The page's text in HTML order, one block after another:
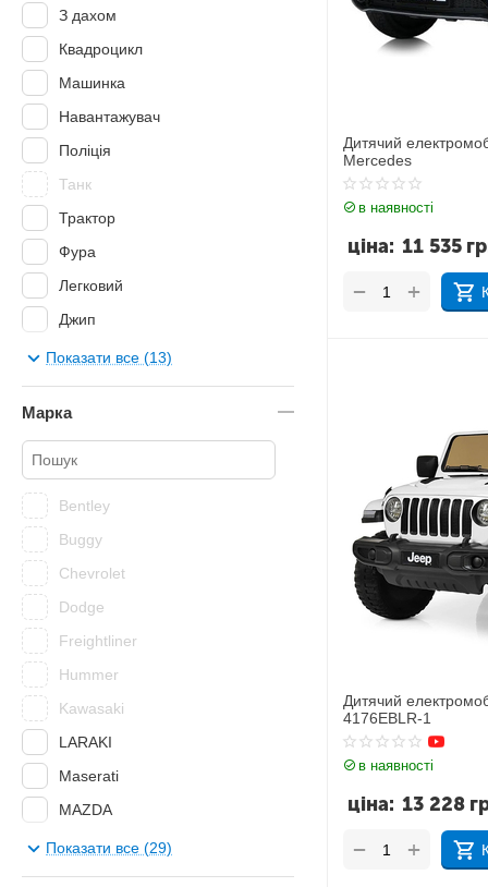
Дитячий
Mercedes
в наявності
11 535
ціна:
+
−
Дитячий
4176EBLR-1
в наявності
13 228
ціна:
+
−
З дахом
Квадроцикл
Машинка
Навантажувач
Поліція
Танк
Трактор
Фура
Легковий
Джип
Вантажний
Картинг
Багі
Показати все (13)
Марка
Bentley
Buggy
Chevrolet
Dodge
Freightliner
Hummer
Kawasaki
LARAKI
Maserati
MAZDA
Mini Cooper
Nissan
Показати все (29)